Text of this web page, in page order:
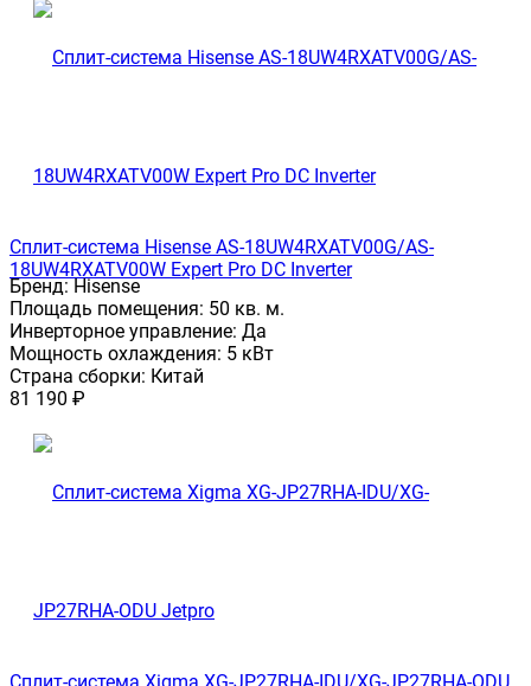
Сплит-система Hisense AS-18UW4RXATV00G/AS-
18UW4RXATV00W Expert Pro DC Inverter
Бренд:Hisense
Площадь помещения: 50 кв. м.
Инверторное управление: Да
Мощность охлаждения: 5 кВт
Страна сборки: Китай
81 190 ₽